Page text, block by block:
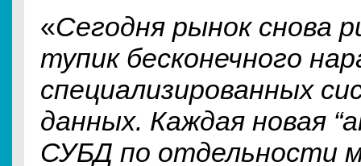
«Сегодня рынок снова
тупик бесконечного
специализированных
данных. Каждая новая
СУБД по отдельности